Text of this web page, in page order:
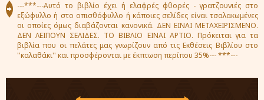
---***---Αυτό το βιβλίο έχει ή ελαφρές φθορές - γρατζουνιές στο
εξώφυλλο ή στο οπισθόφυλλο ή κάποιες σελίδες είναι τσαλακωμένες
οι οποίες όμως διαβάζονται κανονικά. ΔΕΝ ΕΙΝΑΙ ΜΕΤΑΧΕΙΡΙΣΜΕΝΟ.
ΔΕΝ ΛΕΙΠΟΥΝ ΣΕΛΙΔΕΣ. ΤΟ ΒΙΒΛΙΟ ΕΙΝΑΙ ΑΡΤΙΟ. Πρόκειται για τα
βιβλία που οι πελάτες μας γνωρίζουν από τις Εκθέσεις Βιβλίου στο
''καλαθάκι'' και προσφέρονται με έκπτωση περίπου 35%--- ***---